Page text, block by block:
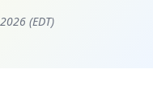
(EDT)